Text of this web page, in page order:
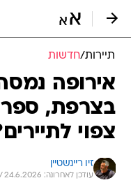
תיירות/חדשות
בצרפת,
צפוי
זיו ריינשטיין
עודכן לאחרונה: 24.6.2026 / 5:42